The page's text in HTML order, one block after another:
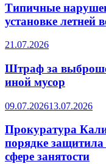
Типичные
установке летней
21.07.2026
Штраф за
иной мусор
09.07.202613.07.2026
Прокуратура
порядке защитила
сфере занятости